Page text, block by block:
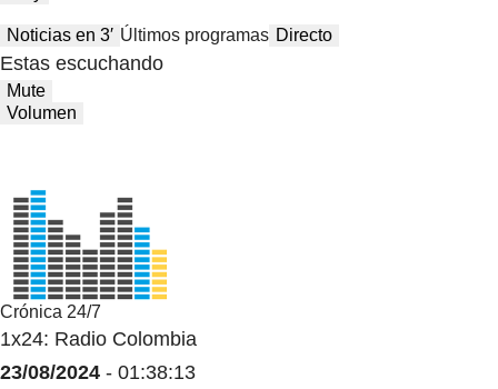
Noticias en 3′ Últimos programas Directo
Estas escuchando
Mute
Volumen
Crónica 24/7
1x24: Radio Colombia
23/08/2024 - 01:38:13